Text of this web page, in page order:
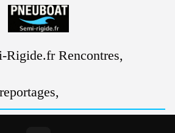
Rigide.fr Rencontres,